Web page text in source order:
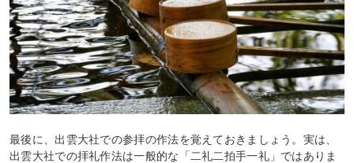
最後に、出雲大社での参拝の作法を覚えておきましょう。実は、
出雲大社での拝礼作法は一般的な「二礼二拍手一礼」ではありま